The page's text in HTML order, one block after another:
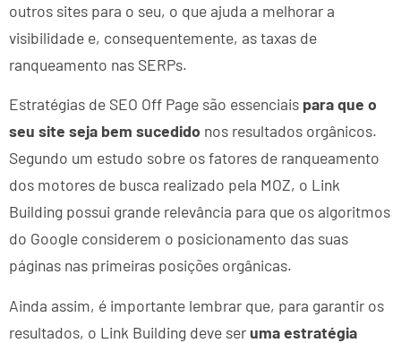
outros sites para o seu, o que ajuda a melhorar a
visibilidade e, consequentemente, as taxas de
ranqueamento nas SERPs.
Estratégias de SEO Off Page são essenciais para que o
seu site seja bem sucedido nos resultados orgânicos.
Segundo um estudo sobre os fatores de ranqueamento
dos motores de busca realizado pela MOZ, o Link
Building possui grande relevância para que os algoritmos
do Google considerem o posicionamento das suas
páginas nas primeiras posições orgânicas.
Ainda assim, é importante lembrar que, para garantir os
resultados, o Link Building deve seruma estratégia